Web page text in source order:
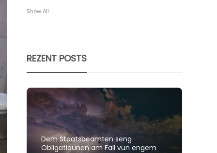
Show All
REZENT POSTS
Dem Staatsbeamten seng
Obligatiounen am Fall vun engem